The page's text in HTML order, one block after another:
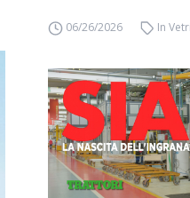
06/26/2026 In